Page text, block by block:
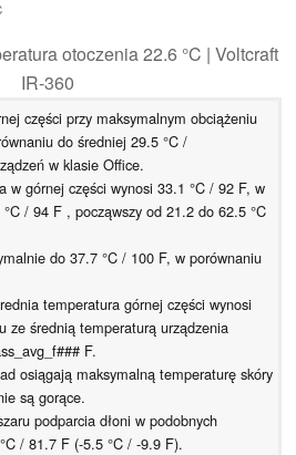
otoczenia 22.6 °C | Voltcraft
IR-360
części przy maksymalnym obciążeniu
do średniej 29.5 °C /
w klasie Office.
w górnej części wynosi 33.1 °C / 92 F, w
/ 94 F , począwszy od 21.2 do 62.5 °C
do 37.7 °C / 100 F, w porównaniu
temperatura górnej części wynosi
ze średnią temperaturą urządzenia
F.
osiągają maksymalną temperaturę skóry
są gorące.
podparcia dłoni w podobnych
/ 81.7 F (-5.5 °C / -9.9 F).